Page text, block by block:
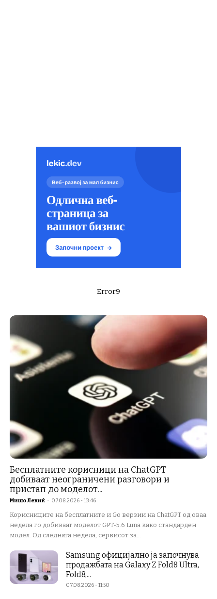
Error9
Бесплатните корисници на ChatGPT
добиваат неограничени разговори и
пристап до моделот...
Мишо Лекиќ - 07.08.2026 - 13:46
Корисниците на бесплатните и Go верзии на ChatGPT од оваа
недела го добиваат моделот GPT-5.6 Luna како стандарден
модел. Од следната недела, сервисот за...
Samsung официјално ја започнува
продажбата на Galaxy Z Fold8 Ultra,
Fold8,...
07.08.2026 - 11:50